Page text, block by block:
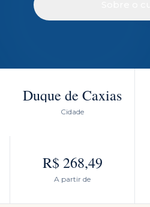
Duque de Caxias
Cidade
R$ 268,49
A partir de